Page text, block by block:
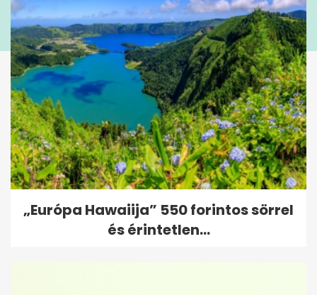
„Európa Hawaiija” 550 forintos sörrel
és érintetlen...